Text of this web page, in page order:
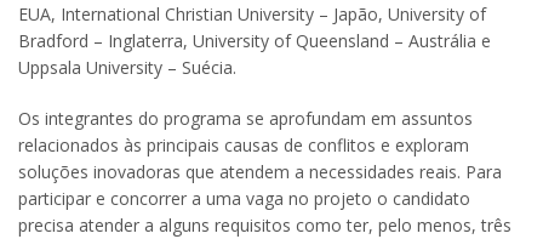
EUA, International Christian University – Japão, University of
Bradford – Inglaterra, University of Queensland – Austrália e
Uppsala University – Suécia.
Os integrantes do programa se aprofundam em assuntos
relacionados às principais causas de conflitos e exploram
soluções inovadoras que atendem a necessidades reais. Para
participar e concorrer a uma vaga no projeto o candidato
precisa atender a alguns requisitos como ter, pelo menos, três